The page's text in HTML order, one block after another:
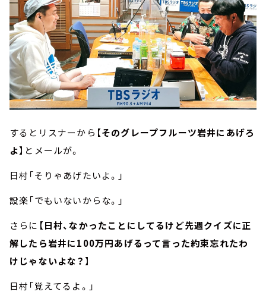
するとリスナーから【そのグレープフルーツ岩井にあげろ
よ】とメールが。
日村「そりゃあげたいよ。」
設楽「でもいないからな。」
さらに【日村、なかったことにしてるけど先週クイズに正
解したら岩井に100万円あげるって言った約束忘れたわ
けじゃないよな？】
日村「覚えてるよ。」